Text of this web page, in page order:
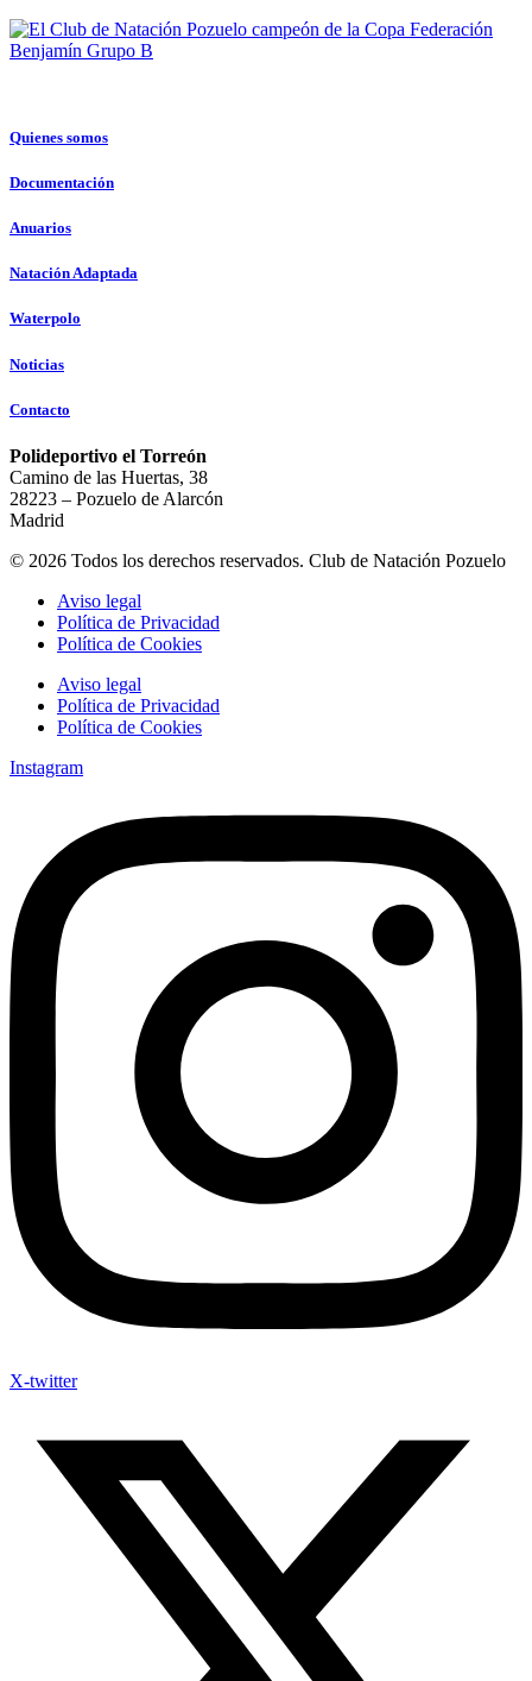
Quienes somos
Documentación
Anuarios
Natación Adaptada
Waterpolo
Noticias
Contacto
Polideportivo el Torreón
Camino de las Huertas, 38
28223 – Pozuelo de Alarcón
Madrid
© 2026 Todos los derechos reservados. Club de Natación Pozuelo
Aviso legal
Política de Privacidad
Política de Cookies
Aviso legal
Política de Privacidad
Política de Cookies
Instagram
X-twitter